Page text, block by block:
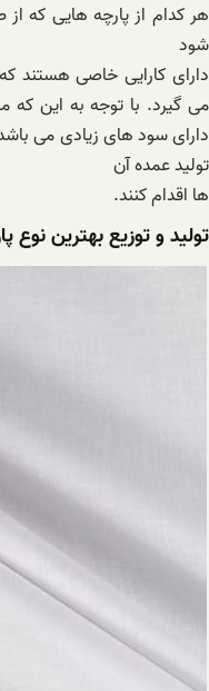
هر کدام از پارچه هایی که
شود
دارای کارایی خاصی هستند
می گیرد. با توجه به این که
دارای سود های زیادی می
تولید عمده آن
ها اقدام کنند.
تولید و توزیع بهترین نوع